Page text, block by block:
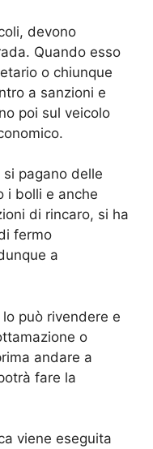
devono
Quando esso
o chiunque
a sanzioni e
poi sul veicolo
pagano delle
i bolli e anche
di rincaro, si ha
fermo
a
lo può rivendere e
o
andare a
fare la
viene eseguita